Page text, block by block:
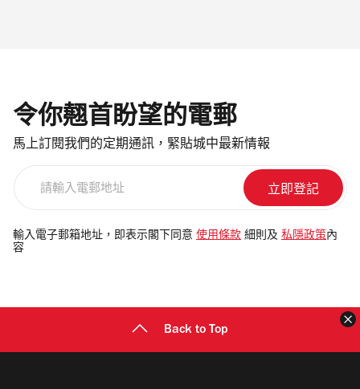
令你翹首盼望的電郵
馬上訂閱我們的定期通訊，緊貼城中最新情報
電
郵
輸入電子郵箱地址，即表示閣下同意 使用條款 細則及 私隱政策 內
容
Back to Top